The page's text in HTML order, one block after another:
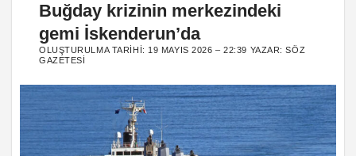
Buğday krizinin merkezindeki
gemi İskenderun’da
OLUŞTURULMA TARIHI: 19 MAYIS 2026 – 22:39 YAZAR:SÖZ
GAZETESI